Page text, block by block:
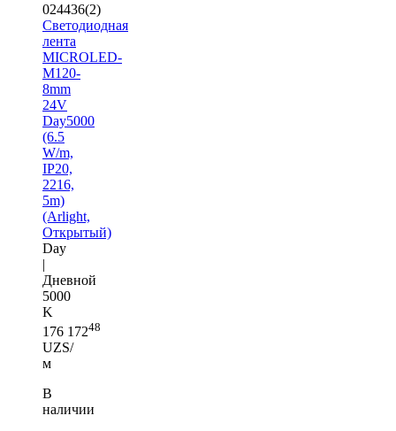
024436(2)
Светодиодная
лента
MICROLED-
M120-
8mm
24V
Day5000
(6.5
W/m,
IP20,
2216,
5m)
(Arlight,
Открытый)
Day
|
Дневной
5000
K
176 17248
UZS/
м
В
наличии